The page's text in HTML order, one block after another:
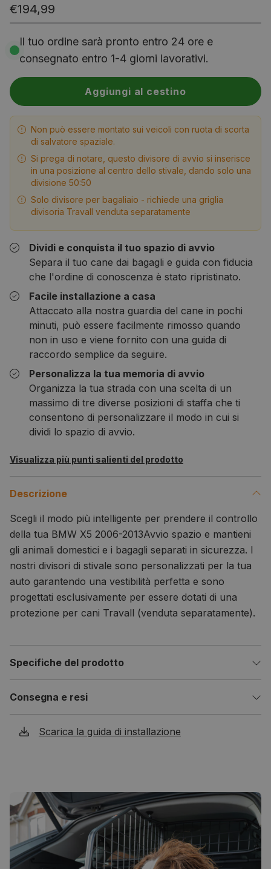
€194,99
Il tuo ordine sarà pronto entro 24 ore e
consegnato entro 1-4 giorni lavorativi.
Aggiungi al cestino
Non può essere montato sui veicoli con ruota di scorta
di salvatore spaziale.
Si prega di notare, questo divisore di avvio si inserisce
in una posizione al centro dello stivale, dando solo una
divisione 50:50
Solo divisore per bagaliaio - richiede una griglia
divisoria Travall venduta separatamente
Dividi e conquista il tuo spazio di avvio
Separa il tuo cane dai bagagli e guida con fiducia
che l'ordine di conoscenza è stato ripristinato.
Facile installazione a casa
Attaccato alla nostra guardia del cane in pochi
minuti, può essere facilmente rimosso quando
non in uso e viene fornito con una guida di
raccordo semplice da seguire.
Personalizza la tua memoria di avvio
Organizza la tua strada con una scelta di un
massimo di tre diverse posizioni di staffa che ti
consentono di personalizzare il modo in cui si
dividi lo spazio di avvio.
Visualizza più punti salienti del prodotto
Descrizione
Scegli il modo più intelligente per prendere il controllo
della tua BMW X5 2006-2013Avvio spazio e mantieni
gli animali domestici e i bagagli separati in sicurezza. I
nostri divisori di stivale sono personalizzati per la tua
auto garantendo una vestibilità perfetta e sono
progettati esclusivamente per essere dotati di una
protezione per cani Travall (venduta separatamente).
Specifiche del prodotto
Consegna e resi
Scarica la guida di installazione